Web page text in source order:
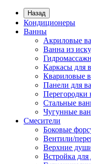
Назад
Кондиционеры
Ванны
Акриловые
Ванна из
Каркасы для
Квариловые
Панели для
Перегородки
Стальные
Чугунные
Смесители
Боковые
Вентили/
Верхние
Встройка